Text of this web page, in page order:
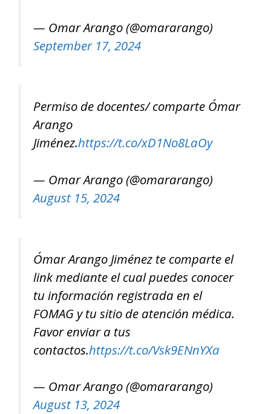
— Omar Arango (@omararango)
September 17, 2024
Permiso de docentes/ comparte Ómar
Arango
Jiménez.https://t.co/xD1No8LaOy
— Omar Arango (@omararango)
August 15, 2024
Ómar Arango Jiménez te comparte el
link mediante el cual puedes conocer
tu información registrada en el
FOMAG y tu sitio de atención médica.
Favor enviar a tus
contactos.https://t.co/Vsk9ENnYXa
— Omar Arango (@omararango)
August 13, 2024